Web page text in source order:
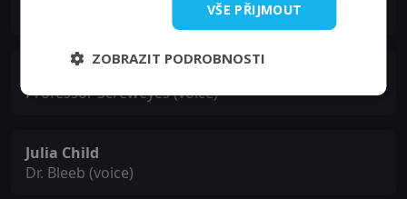
Professor Screweyes (voice)
Julia Child
Dr. Bleeb (voice)
VŠE PŘIJMOUT
ZOBRAZIT PODROBNOSTI